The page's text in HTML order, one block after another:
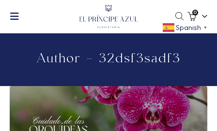
0
Author - 32dsf3sadf3
Spanish ▼